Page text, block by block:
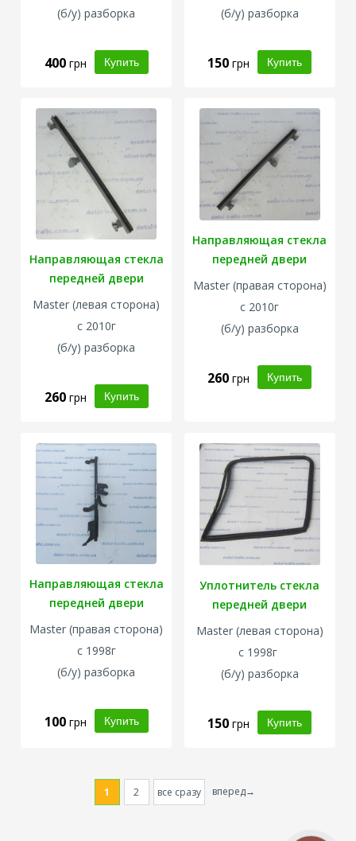
(б/у) разборка
400 грн
(б/у) разборка
150грн
Направляющая стекла
передней двери
Master(левая сторона)
с 2010г
(б/у) разборка
260 грн
Направляющая стекла
передней двери
Master (правая сторона)
с 2010г
(б/у) разборка
260грн
Направляющая стекла
передней двери
Master(правая сторона)
с 1998г
(б/у) разборка
100 грн
Уплотнитель стекла
передней двери
Master (левая сторона)
с 1998г
(б/у) разборка
150грн
1 2 все сразу вперед→